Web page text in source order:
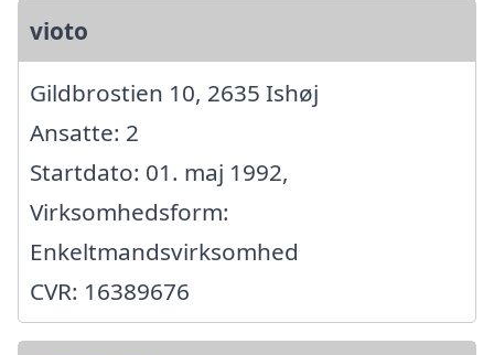
vioto
Gildbrostien 10, 2635 Ishøj
Ansatte: 2
Startdato: 01. maj 1992,
Virksomhedsform:
Enkeltmandsvirksomhed
CVR: 16389676